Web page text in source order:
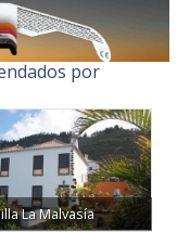
por
La Malvasía